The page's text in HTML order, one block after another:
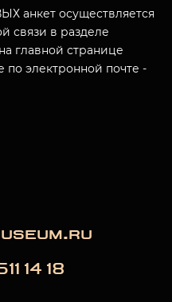
анкет осуществляется
связи в разделе
главной странице
по электронной почте -
14 18